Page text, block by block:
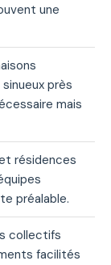
une
près
mais
résidences
préalable.
collectifs
facilités